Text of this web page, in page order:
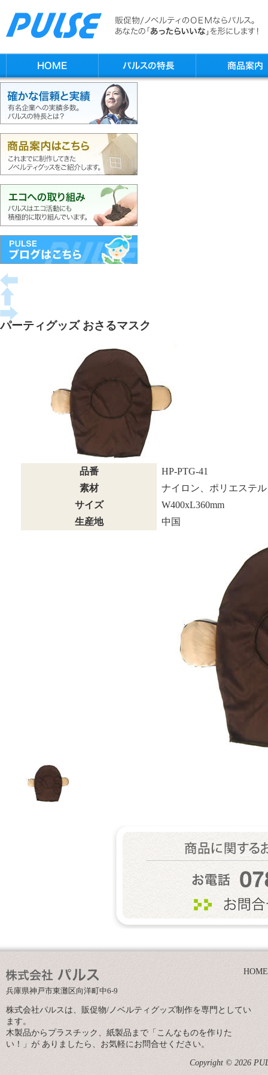
パーティグッズ おさるマスク
品番
HP-PTG-41
素材
ナイロン、ポリエステル
サイズ
W400xL360mm
生産地
中国
兵庫県神戸市東灘区向洋町中6-9
HOME
株式会社パルスは、販促物/ノベルティグッズ制作を専門としてい
ます。
木製品からプラスチック、紙製品まで「こんなものを作りた
い！」が ありましたら、お気軽にお問合せください。
Copyright © 2026